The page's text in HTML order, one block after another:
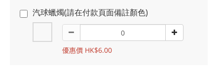
汽球蠟燭(請在付款頁面備註顏色)
優惠價 HK$6.00